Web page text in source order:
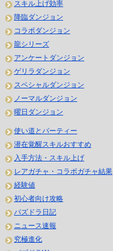
スキル上げ効率
降臨ダンジョン
コラボダンジョン
龍シリーズ
アンケートダンジョン
ゲリラダンジョン
スペシャルダンジョン
ノーマルダンジョン
曜日ダンジョン
使い道とパーティー
潜在覚醒スキルおすすめ
入手方法・スキル上げ
レアガチャ・コラボガチャ結果
経験値
初心者向け攻略
パズドラ日記
ニュース速報
究極進化